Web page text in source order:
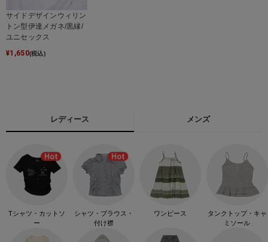
サイドデザインウィリン
トン型伊達メガネ/黒縁/
ユニセックス
¥1,650(税込)
レディース メンズ
Tシャツ・カットソ
ー
シャツ・ブラウス・
付け襟
ワンピース
タンクトップ・キャ
ミソール